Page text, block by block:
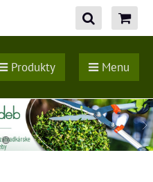
Produkty Menu